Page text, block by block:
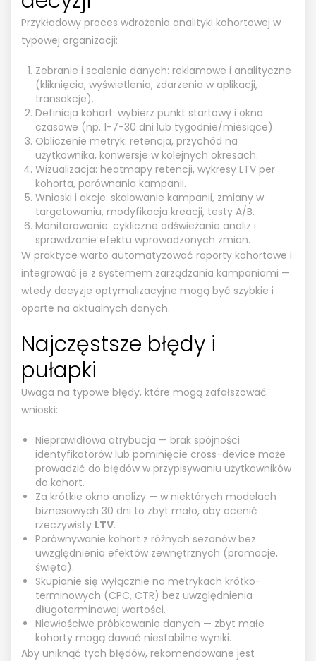
Przykładowy proces wdrożenia analityki kohortowej w
typowej organizacji:
Zebranie i scalenie danych: reklamowe i analityczne
(kliknięcia, wyświetlenia, zdarzenia w aplikacji,
transakcje).
Definicja kohort: wybierz punkt startowy i okna
czasowe (np. 1-7-30 dni lub tygodnie/miesiące).
Obliczenie metryk: retencja, przychód na
użytkownika, konwersje w kolejnych okresach.
Wizualizacja: heatmapy retencji, wykresy LTV per
kohorta, porównania kampanii.
Wnioski i akcje: skalowanie kampanii, zmiany w
targetowaniu, modyfikacja kreacji, testy A/B.
Monitorowanie: cykliczne odświeżanie analiz i
sprawdzanie efektu wprowadzonych zmian.
W praktyce warto automatyzować raporty kohortowe i
integrować je z systemem zarządzania kampaniami —
wtedy decyzje optymalizacyjne mogą być szybkie i
oparte na aktualnych danych.
Najczęstsze błędy i
pułapki
Uwaga na typowe błędy, które mogą zafałszować
wnioski:
Nieprawidłowa atrybucja — brak spójności
identyfikatorów lub pominięcie cross-device może
prowadzić do błędów w przypisywaniu użytkowników
do kohort.
Za krótkie okno analizy — w niektórych modelach
biznesowych 30 dni to zbyt mało, aby ocenić
rzeczywisty LTV.
Porównywanie kohort z różnych sezonów bez
uwzględnienia efektów zewnętrznych (promocje,
święta).
Skupianie się wyłącznie na metrykach krótko-
terminowych (CPC, CTR) bez uwzględnienia
długoterminowej wartości.
Niewłaściwe próbkowanie danych — zbyt małe
kohorty mogą dawać niestabilne wyniki.
Aby uniknąć tych błędów, rekomendowane jest